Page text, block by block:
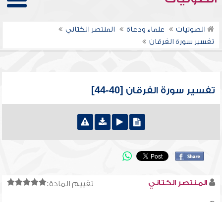
الصوتيات علماء ودعاة
المنتصر الكتاني
تفسير سورة الفرقان
تفسير سورة الفرقان [40-44]
تقييم المادة: المنتصر الكتاني